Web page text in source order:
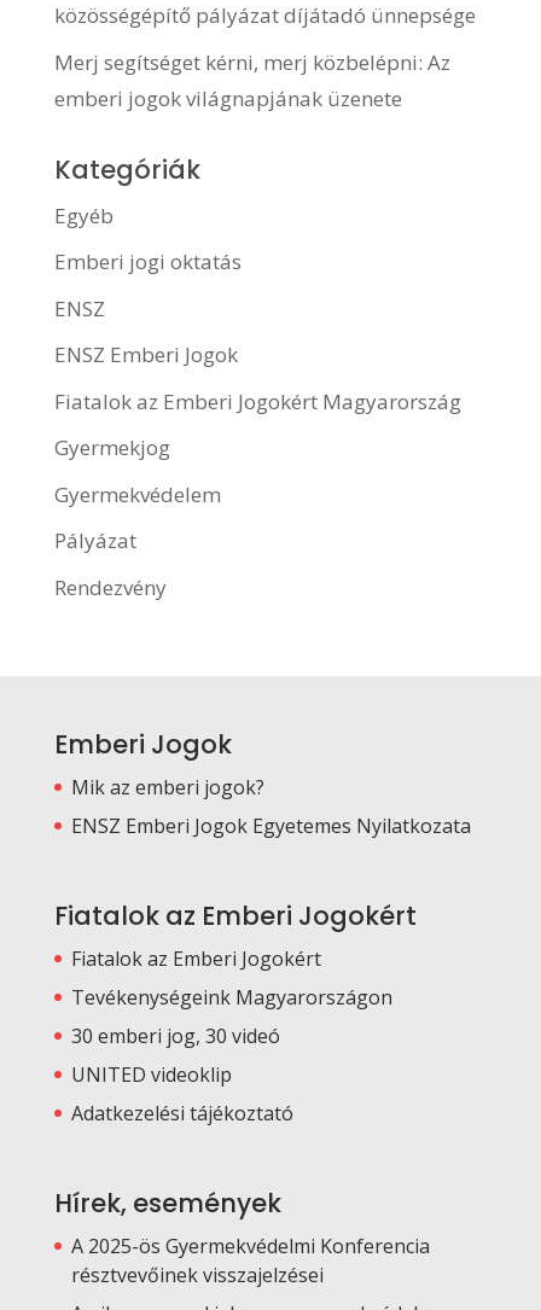
közösségépítő pályázat díjátadó ünnepsége
Merj segítséget kérni, merj közbelépni: Az
emberi jogok világnapjának üzenete
Kategóriák
Egyéb
Emberi jogi oktatás
ENSZ
ENSZ Emberi Jogok
Fiatalok az Emberi Jogokért Magyarország
Gyermekjog
Gyermekvédelem
Pályázat
Rendezvény
Emberi Jogok
Mik az emberi jogok?
ENSZ Emberi Jogok Egyetemes Nyilatkozata
Fiatalok az Emberi Jogokért
Fiatalok az Emberi Jogokért
Tevékenységeink Magyarországon
30 emberi jog, 30 videó
UNITED videoklip
Adatkezelési tájékoztató
Hírek, események
A 2025-ös Gyermekvédelmi Konferencia
résztvevőinek visszajelzései